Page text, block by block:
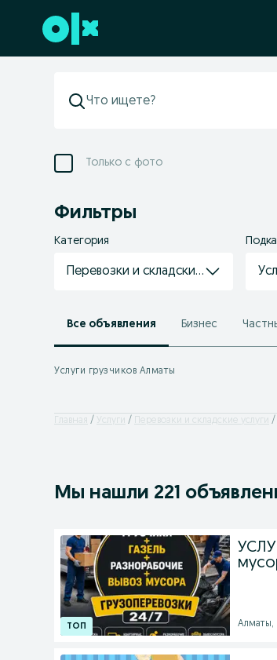
Перейти к нижнему колонтитулу
Только с фото
Фильтры
Категория
Перевозки и складские услуги
Все объявления Бизнес
Услуги грузчиков Алматы
Главная Услуги Перевозки и складские услуги
Мы нашли 221
Алматы,